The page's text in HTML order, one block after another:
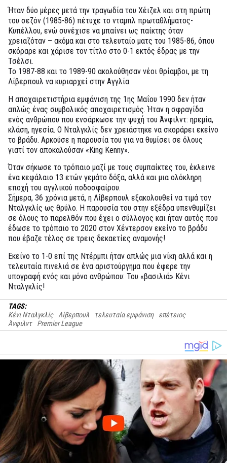
Ήταν δύο μέρες μετά την τραγωδία του Χέιζελ και στη πρώτη
του σεζόν (1985-86) πέτυχε το νταμπλ πρωταθλήματος-
Κυπέλλου, ενώ συνέχισε να μπαίνει ως παίκτης όταν
χρειαζόταν – ακόμα και στο τελευταίο ματς του 1985-86, όπου
σκόραρε και χάρισε τον τίτλο στο 0-1 εκτός έδρας με την
Τσέλσι.
Το 1987-88 και το 1989-90 ακολούθησαν νέοι θρίαμβοι, με τη
Λίβερπουλ να κυριαρχεί στην Αγγλία.
Η αποχαιρετιστήρια εμφάνιση της 1ης Μαΐου 1990 δεν ήταν
απλώς ένας συμβολικός αποχαιρετισμός. Ήταν η σφραγίδα
ενός ανθρώπου που ενσάρκωσε την ψυχή του Άνφιλντ: ηρεμία,
κλάση, ηγεσία. Ο Νταλγκλίς δεν χρειάστηκε να σκοράρει εκείνο
το βράδυ. Αρκούσε η παρουσία του για να θυμίσει σε όλους
γιατί τον αποκαλούσαν «King Kenny».
Όταν σήκωσε το τρόπαιο μαζί με τους συμπαίκτες του, έκλεινε
ένα κεφάλαιο 13 ετών γεμάτο δόξα, αλλά και μια ολόκληρη
εποχή του αγγλικού ποδοσφαίρου.
Σήμερα, 36 χρόνια μετά, η Λίβερπουλ εξακολουθεί να τιμά τον
Νταλγκλίς ως θρύλο. Η παρουσία του στην εξέδρα υπενθυμίζει
σε όλους το παρελθόν που έχει ο σύλλογος και ήταν αυτός που
έδωσε το τρόπαιο το 2020 στον Χέντερσον εκείνο το βράδυ
που έβαζε τέλος σε τρεις δεκαετίες αναμονής!
Εκείνο το 1-0 επί της Ντέρμπι ήταν απλώς μια νίκη αλλά και η
τελευταία πινελιά σε ένα αριστούργημα που έφερε την
υπογραφή ενός και μόνο ανθρώπου: Του «βασιλιά» Κένι
Νταλγκλίς!
TAGS:
Κένι Νταλγκλίς Λίβερπουλ τελευταία εμφάνιση
επέτειος
Άνφιλντ
Premier League